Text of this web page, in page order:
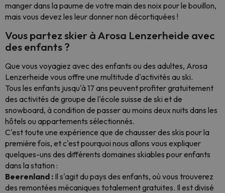
manger dans la paume de votre main des noix pour le bouillon,
mais vous devez les leur donner non décortiquées !
Vous partez skier à Arosa Lenzerheide avec
des enfants ?
Que vous voyagiez avec des enfants ou des adultes, Arosa
Lenzerheide vous offre une multitude d'activités au ski.
Tous les enfants jusqu'à 17 ans peuvent profiter gratuitement
des activités de groupe de l'école suisse de ski et de
snowboard, à condition de passer au moins deux nuits dans les
hôtels ou appartements sélectionnés.
C'est toute une expérience que de chausser des skis pour la
première fois, et c'est pourquoi nous allons vous expliquer
quelques-uns des différents domaines skiables pour enfants
dans la station :
Beerenland : Il s'agit du pays des enfants, où vous trouverez
des remontées mécaniques totalement gratuites. Il est divisé